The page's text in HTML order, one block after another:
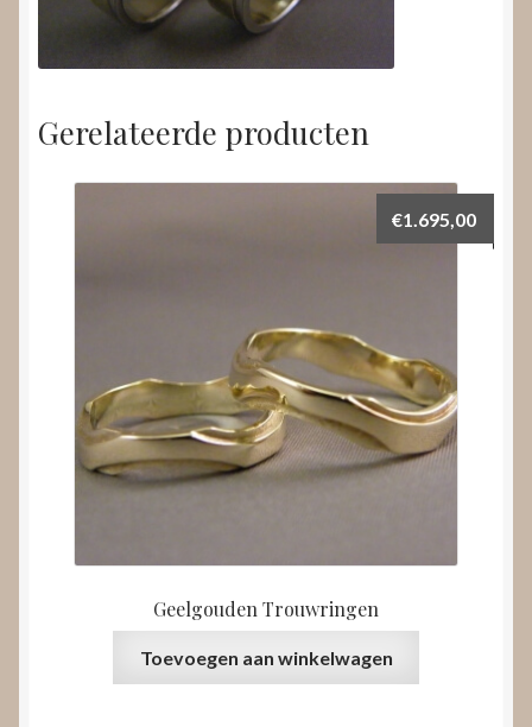
Gerelateerde producten
Geelgouden Trouwringen
€1.695,00
Toevoegen aan winkelwagen